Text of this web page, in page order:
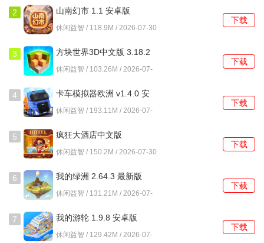
游戏优势
1、战斗结算后的奖励包括新的可招募单位与通用货币，为后
续发展提供了资源保障。
2、每个回合的行动次数存在限制，要求对每次操作进行权
衡，不能随意浪费机会。
3、战场上的单位可以重新部署，这一设定为战术调整留下了
空间，增加了决策维度。
4、生命值系统直观显示敌我状态，目标明确，即削减对手生
命的保全己方单位。
游戏攻略
1、开局后优先将三个相同生物排成直线，组合能使其合并为
更高级形态并立即发起攻击。
2 山南幻市 1.1 安卓版
休闲益智 / 118.9M / 2026-07-30
下载
3
方块世界3D中文版 3.18.2
安卓版
休闲益智 / 103.26M / 2026-07-
下载
4
卡车模拟器欧洲 v1.4.0 安
卓版
休闲益智 / 193.11M / 2026-07-
下载
5
疯狂大酒店中文版
4.17.10.7 安卓版
休闲益智 / 150.2M / 2026-07-30
下载
6 我的绿洲 2.64.3 最新版
休闲益智 / 131.21M / 2026-07-
下载
7 我的游轮 1.9.8 安卓版
休闲益智 / 129.42M / 2026-07-
下载